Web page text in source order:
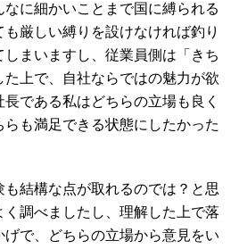
に細かいことまで国に縛られる
厳しい縛りを設けなければ釣り
まいますし、従業員側は「きち
上で、自社ならではの魅力が欲
である私はどちらの立場も良く
も満足できる状態にしたかった
結構な点が取れるのでは？と思
く調べましたし、理解した上で落
で、どちらの立場から意見をい